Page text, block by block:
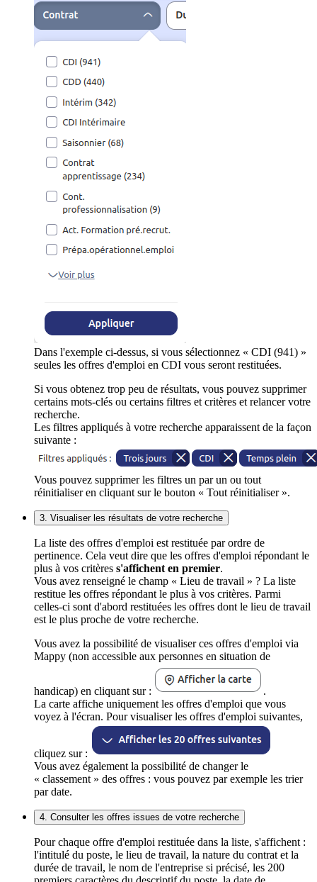
Dans l'exemple ci-dessus, si vous sélectionnez « CDI (941) »
seules les offres d'emploi en CDI vous seront restituées.
Si vous obtenez trop peu de résultats, vous pouvez supprimer
certains mots-clés ou certains filtres et critères et relancer votre
recherche.
Les filtres appliqués à votre recherche apparaissent de la façon
suivante :
Vous pouvez supprimer les filtres un par un ou tout
réinitialiser en cliquant sur le bouton « Tout réinitialiser ».
3. Visualiser les résultats de votre recherche
La liste des offres d'emploi est restituée par ordre de
pertinence. Cela veut dire que les offres d'emploi répondant le
plus à vos critères s'affichent en premier.
Vous avez renseigné le champ « Lieu de travail » ? La liste
restitue les offres répondant le plus à vos critères. Parmi
celles-ci sont d'abord restituées les offres dont le lieu de travail
est le plus proche de votre recherche.
Vous avez la possibilité de visualiser ces offres d'emploi via
Mappy (non accessible aux personnes en situation de
handicap) en cliquant sur :
.
La carte affiche uniquement les offres d'emploi que vous
voyez à l'écran. Pour visualiser les offres d'emploi suivantes,
cliquez sur :
Vous avez également la possibilité de changer le
« classement » des offres : vous pouvez par exemple les trier
par date.
4. Consulter les offres issues de votre recherche
Pour chaque offre d'emploi restituée dans la liste, s'affichent :
l'intitulé du poste, le lieu de travail, la nature du contrat et la
durée de travail, le nom de l'entreprise si précisé, les 200